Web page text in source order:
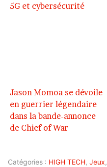
5G et cybersécurité
Jason Momoa se dévoile
en guerrier légendaire
dans la bande-annonce
de Chief of War
Catégories : HIGH TECH, Jeux,